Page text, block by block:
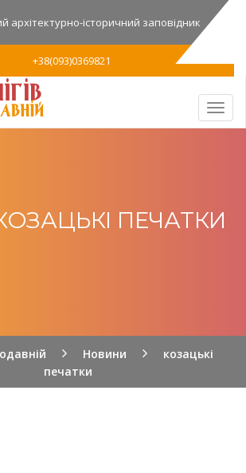
архітектурно-історичний заповідник
+38(093)0369821
ПЕЧАТКИ
Новини
козацькі
печатки